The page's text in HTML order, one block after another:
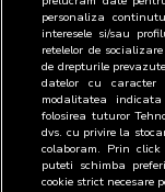
personaliza
interesele si/sau
retelelor de
de drepturile
datelor cu caracter
modalitatea indicata
folosirea tuturor
dvs. cu privire la
colaboram. Prin click
puteti schimba
cookie strict